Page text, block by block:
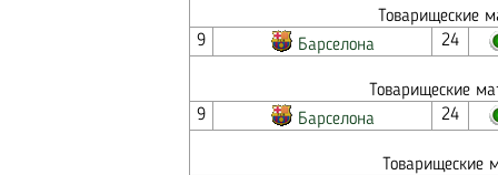
Товарищеские
9
Барселона 24
Товарищеские
9
Барселона 24
Товарищеские